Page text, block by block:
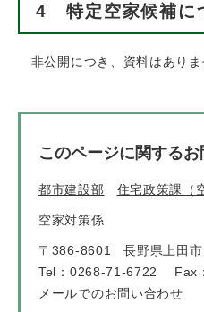
4 特定空家候補に
非公開につき、資料はありま
このページに関する
都市建設部 住宅政策課（
空家対策係
〒386-8601
長野県上田
Tel：0268-71-6722
Fax
メールでのお問い合わせ